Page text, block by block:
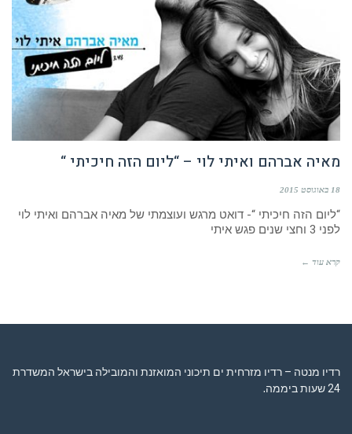
מאיה אברהם ואיתי לוי – “ליום הזה חיכיתי “
18 באוגוסט 2015
“ליום הזה חיכיתי “- דואט מרגש ועוצמתי של מאיה אברהם ואיתי לוי
לפני 3 וחצי שנים פגש איתי
קרא עוד ←
רדיו מנטה – רדיו מזרחית ים תיכוני המואזנת והמובילה בישראל המשדרת
24 שעות ביממה,